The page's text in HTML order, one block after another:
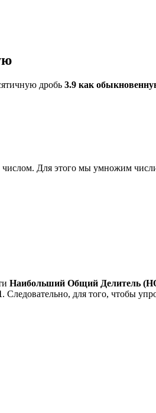
дробь 3.9 как
Для этого мы умножим
Наибольший Общий Делитель
. Следовательно, для того, чтобы